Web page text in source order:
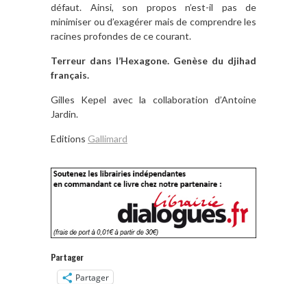
défaut. Ainsi, son propos n’est-il pas de
minimiser ou d’exagérer mais de comprendre les
racines profondes de ce courant.
Terreur dans l’Hexagone. Genèse du djihad
français.
Gilles Kepel avec la collaboration d’Antoine
Jardin.
Editions Gallimard
Partager
Partager